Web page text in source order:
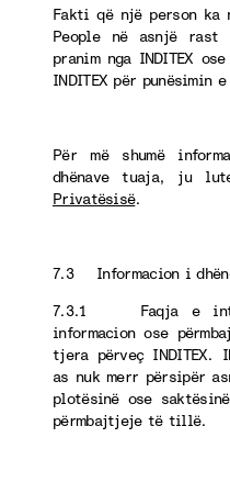
Fakti që një person
People në asnjë rast
pranim nga INDITEX
INDITEX për punësimin
Për më shumë
dhënave tuaja, ju
Privatësisë.
7.3 Informacion i
7.3.1 Faqja e
informacion ose
tjera përveç INDITEX.
as nuk merr përsipër
plotësinë ose
përmbajtjeje të tillë.